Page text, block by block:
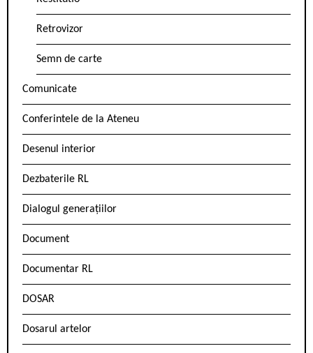
Retrovizor
Semn de carte
Comunicate
Conferintele de la Ateneu
Desenul interior
Dezbaterile RL
Dialogul generațiilor
Document
Documentar RL
DOSAR
Dosarul artelor